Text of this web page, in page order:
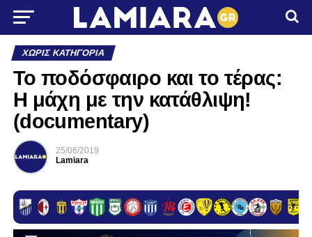
ΧΩΡΊΣ ΚΑΤΗΓΟΡΊΑ
Το ποδόσφαιρο και το τέρας:
Η μάχη με την κατάθλιψη!
(documentary)
25/06/2019
Lamiara